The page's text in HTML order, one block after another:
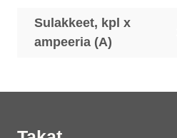
Sulakkeet, kpl x
ampeeria (A)